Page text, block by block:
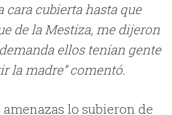
cara cubierta hasta que
de la Mestiza, me dijeron
ellos tenían gente
la madre” comentó.
amenazas lo subieron de